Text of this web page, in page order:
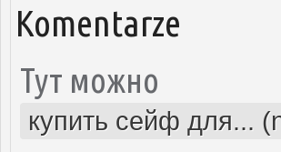
Komentarze
Тут можно
купить сейф для...